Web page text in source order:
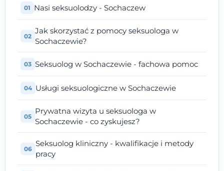
Nasi seksuolodzy - Sochaczew
Jak skorzystać z pomocy seksuologa w
Sochaczewie?
Seksuolog w Sochaczewie - fachowa pomoc
Usługi seksuologiczne w Sochaczewie
Prywatna wizyta u seksuologa w
Sochaczewie - co zyskujesz?
Seksuolog kliniczny - kwalifikacje i metody
pracy